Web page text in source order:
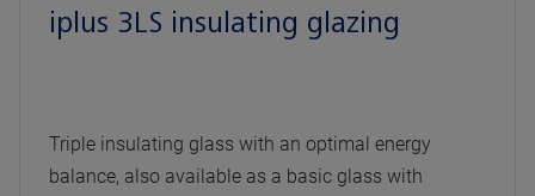
iplus 3LS insulating glazing
Triple insulating glass with an optimal energy
balance, also available as a basic glass with